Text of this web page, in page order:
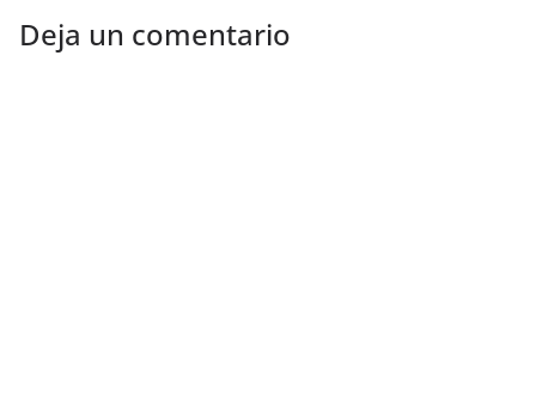
Deja un comentario